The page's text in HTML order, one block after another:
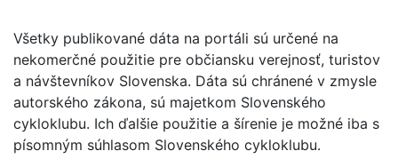
Všetky publikované dáta na portáli sú určené na
nekomerčné použitie pre občiansku verejnosť, turistov
a návštevníkov Slovenska. Dáta sú chránené v zmysle
autorského zákona, sú majetkom Slovenského
cykloklubu. Ich ďalšie použitie a šírenie je možné iba s
písomným súhlasom Slovenského cykloklubu.